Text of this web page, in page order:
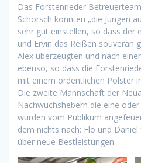
Das Forstenrieder
Schorsch konnten „die Jungen
sehr gut einstellen, so dass der
und Ervin das Reißen souverän
Alex überzeugten und nach
ebenso, so dass die
mit einem ordentlichen Polster
Die zweite Mannschaft der
Nachwuchshebern die eine
wurden vom Publikum
dem nichts nach: Flo und
über neue Bestleistungen.